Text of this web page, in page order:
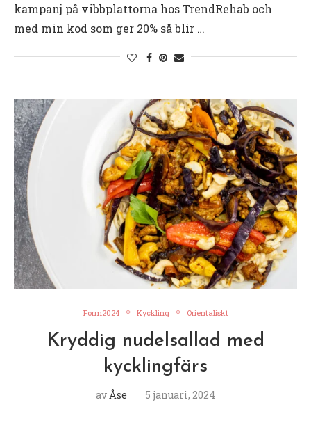
kampanj på vibbplattorna hos TrendRehab och
med min kod som ger 20% så blir …
Form2024 Kyckling Orientaliskt
Kryddig nudelsallad med
kycklingfärs
av Åse 5 januari, 2024